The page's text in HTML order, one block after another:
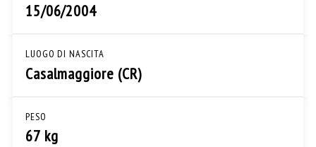
15/06/2004
LUOGO DI NASCITA
Casalmaggiore (CR)
PESO
67 kg